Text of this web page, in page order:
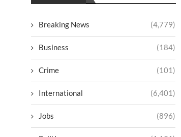
Breaking News (4,779)
Business (184)
Crime (101)
International (6,401)
Jobs (896)